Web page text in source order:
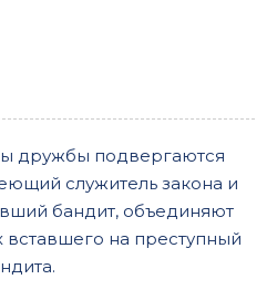
дружбы подвергаются
служитель закона и
бандит, объединяют
вставшего на преступный